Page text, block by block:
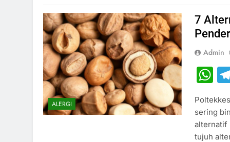
ALERGI
7
Admin
sering
alternatif
tujuh